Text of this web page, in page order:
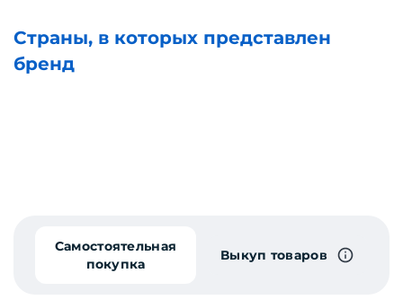
Страны, в которых представлен
бренд
Самостоятельная
покупка
Выкуп товаров